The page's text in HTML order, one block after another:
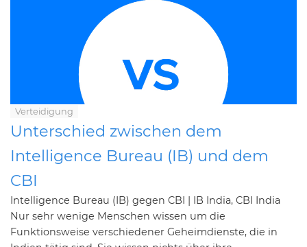
Verteidigung
Unterschied zwischen dem
Intelligence Bureau (IB) und dem
CBI
Intelligence Bureau (IB) gegen CBI | IB India, CBI India
Nur sehr wenige Menschen wissen um die
Funktionsweise verschiedener Geheimdienste, die in